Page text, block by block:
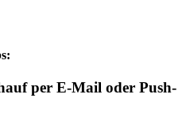
per E-Mail oder Push-